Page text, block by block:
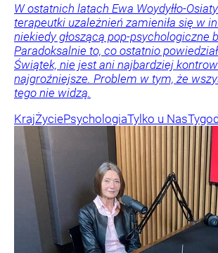
W ostatnich latach Ewa Woydyłło-
terapeutki uzależnień zamieniła się w
niekiedy głoszącą pop-psychologiczne
Paradoksalnie to, co ostatnio
Świątek, nie jest ani najbardziej
najgroźniejsze. Problem w tym, że
tego nie widzą.
KrajŻyciePsychologiaTylko u Nas